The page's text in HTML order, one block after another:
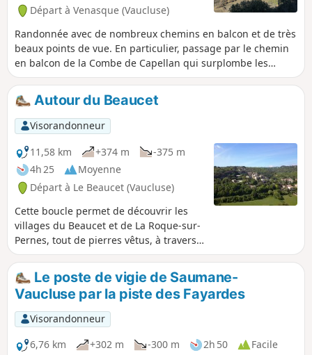
Départ à Venasque (Vaucluse)
Randonnée avec de nombreux chemins en balcon et de très
beaux points de vue. En particulier, passage par le chemin
en balcon de la Combe de Capellan qui surplombe les
gorges.
Autour du Beaucet
Visorandonneur
11,58 km
+374 m
-375 m
4h 25
Moyenne
Départ à Le Beaucet (Vaucluse)
Cette boucle permet de découvrir les
villages du Beaucet et de La Roque-sur-
Pernes, tout de pierres vêtus, à travers
de très beaux chemins et sentiers.
Le poste de vigie de Saumane-
Vaucluse par la piste des Fayardes
Visorandonneur
6,76 km
+302 m -300 m 2h 50
Facile